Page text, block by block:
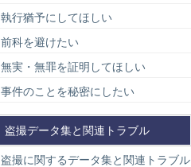
執行猶予にしてほしい
前科を避けたい
無実・無罪を証明してほしい
事件のことを秘密にしたい
盗撮データ集と関連トラブル
盗撮に関するデータ集と関連トラブル